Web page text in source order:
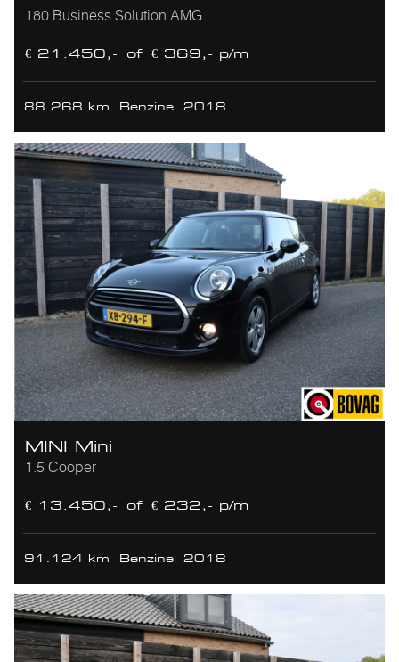
180 Business Solution AMG
€ 21.450,- of € 369,- p/m
88.268 km Benzine 2018
MINI Mini
1.5 Cooper
€ 13.450,- of € 232,- p/m
91.124 km Benzine 2018